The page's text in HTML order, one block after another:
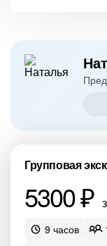
Групповая
5300 ₽
9 часов